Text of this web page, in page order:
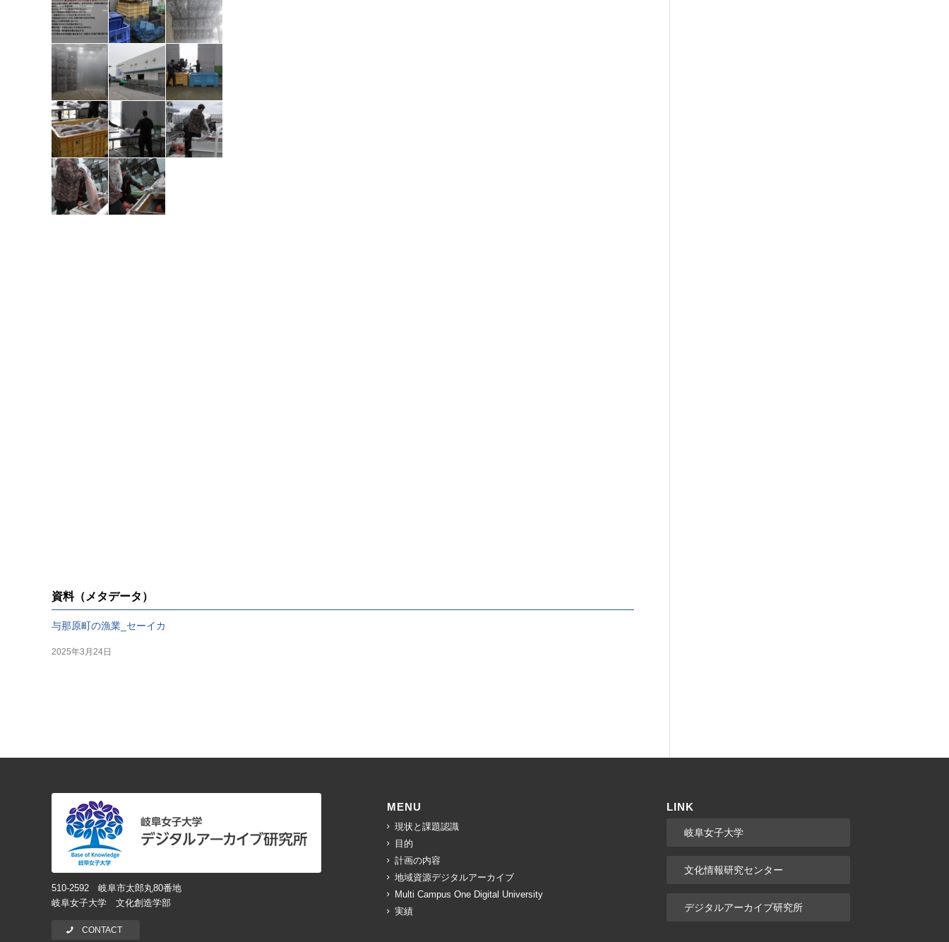
資料（メタデータ）
与那原町の漁業_セーイカ
2025年3月24日
510-2592 岐阜市太郎丸80番地
岐阜女子大学 文化創造学部
CONTACT
MENU
現状と課題認識
目的
計画の内容
地域資源デジタルアーカイブ
Multi Campus One Digital University
実績
LINK
岐阜女子大学
文化情報研究センター
デジタルアーカイブ研究所